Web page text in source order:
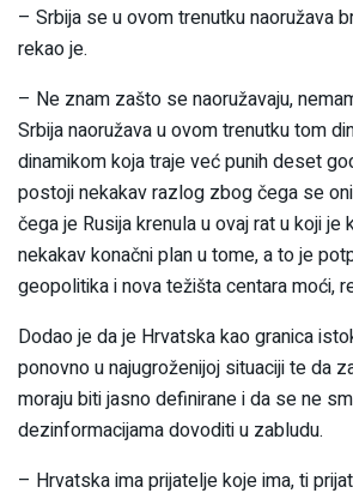
– Srbija se u ovom trenutku naoružava
rekao je.
– Ne znam zašto se naoružavaju,
Srbija naoružava u ovom trenutku tom
dinamikom koja traje već punih deset
postoji nekakav razlog zbog čega se
čega je Rusija krenula u ovaj rat u koji je
nekakav konačni plan u tome, a to je
geopolitika i nova težišta centara moći,
Dodao je da je Hrvatska kao granica
ponovno u najugroženijoj situaciji te da
moraju biti jasno definirane i da se ne
dezinformacijama dovoditi u zabludu.
– Hrvatska ima prijatelje koje ima, ti